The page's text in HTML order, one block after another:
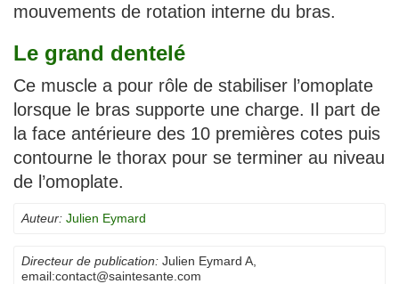
mouvements de rotation interne du bras.
Le grand dentelé
Ce muscle a pour rôle de stabiliser l’omoplate
lorsque le bras supporte une charge. Il part de
la face antérieure des 10 premières cotes puis
contourne le thorax pour se terminer au niveau
de l’omoplate.
Auteur: Julien Eymard
Directeur de publication: Julien Eymard A
email:contact@saintesante.com